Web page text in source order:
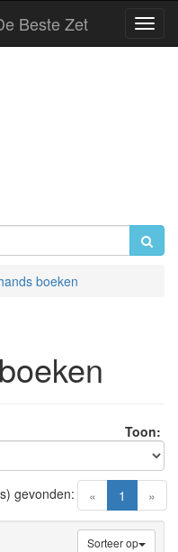
Beste Zet
boeken
Toon:
« 1 (current)
»
gevonden:
Sorteer op